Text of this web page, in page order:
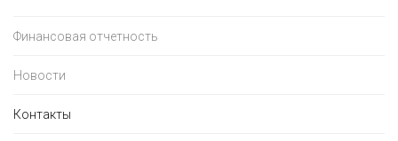
Финансовая отчетность
Новости
Контакты